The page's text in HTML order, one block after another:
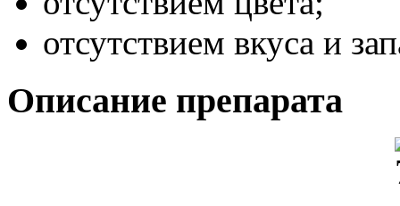
отсутствием вкуса и
Описание препарата